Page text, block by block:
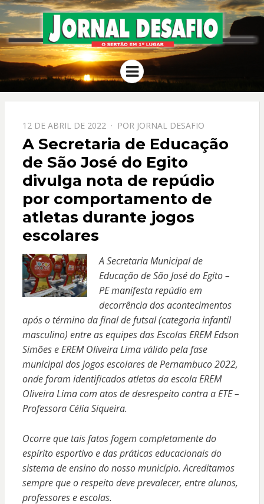
JORNAL
DESAFIO
O Sertão em 1º Lugar
Menu
PPOSTADO
EM
12 DE ABRIL DE 2022 POR JORNAL DESAFIO
A Secretaria de Educação
de São José do Egito
divulga nota de repúdio
por comportamento de
atletas durante jogos
escolares
A Secretaria Municipal de
Educação de São José do Egito –
PE manifesta repúdio em
decorrência dos acontecimentos
após o término da final de futsal (categoria infantil
masculino) entre as equipes das Escolas EREM Edson
Simões e EREM Oliveira Lima válido pela fase
municipal dos jogos escolares de Pernambuco 2022,
onde foram identificados atletas da escola EREM
Oliveira Lima com atos de desrespeito contra a ETE –
Professora Célia Siqueira.
Ocorre que tais fatos fogem completamente do
espírito esportivo e das práticas educacionais do
sistema de ensino do nosso município. Acreditamos
sempre que o respeito deve prevalecer, entre alunos,
professores e escolas.